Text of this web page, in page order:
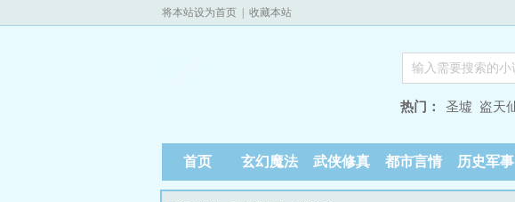
将本站设为首页 收藏本站
热门： 圣墟 盗天
首页 玄幻魔法 武侠修真 都市言情 历史军事